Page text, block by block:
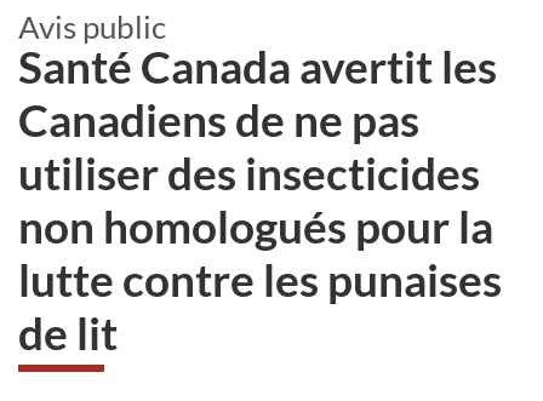
Avis public
Santé Canada avertit les
Canadiens de ne pas
utiliser des insecticides
non homologués pour la
lutte contre les punaises
de lit